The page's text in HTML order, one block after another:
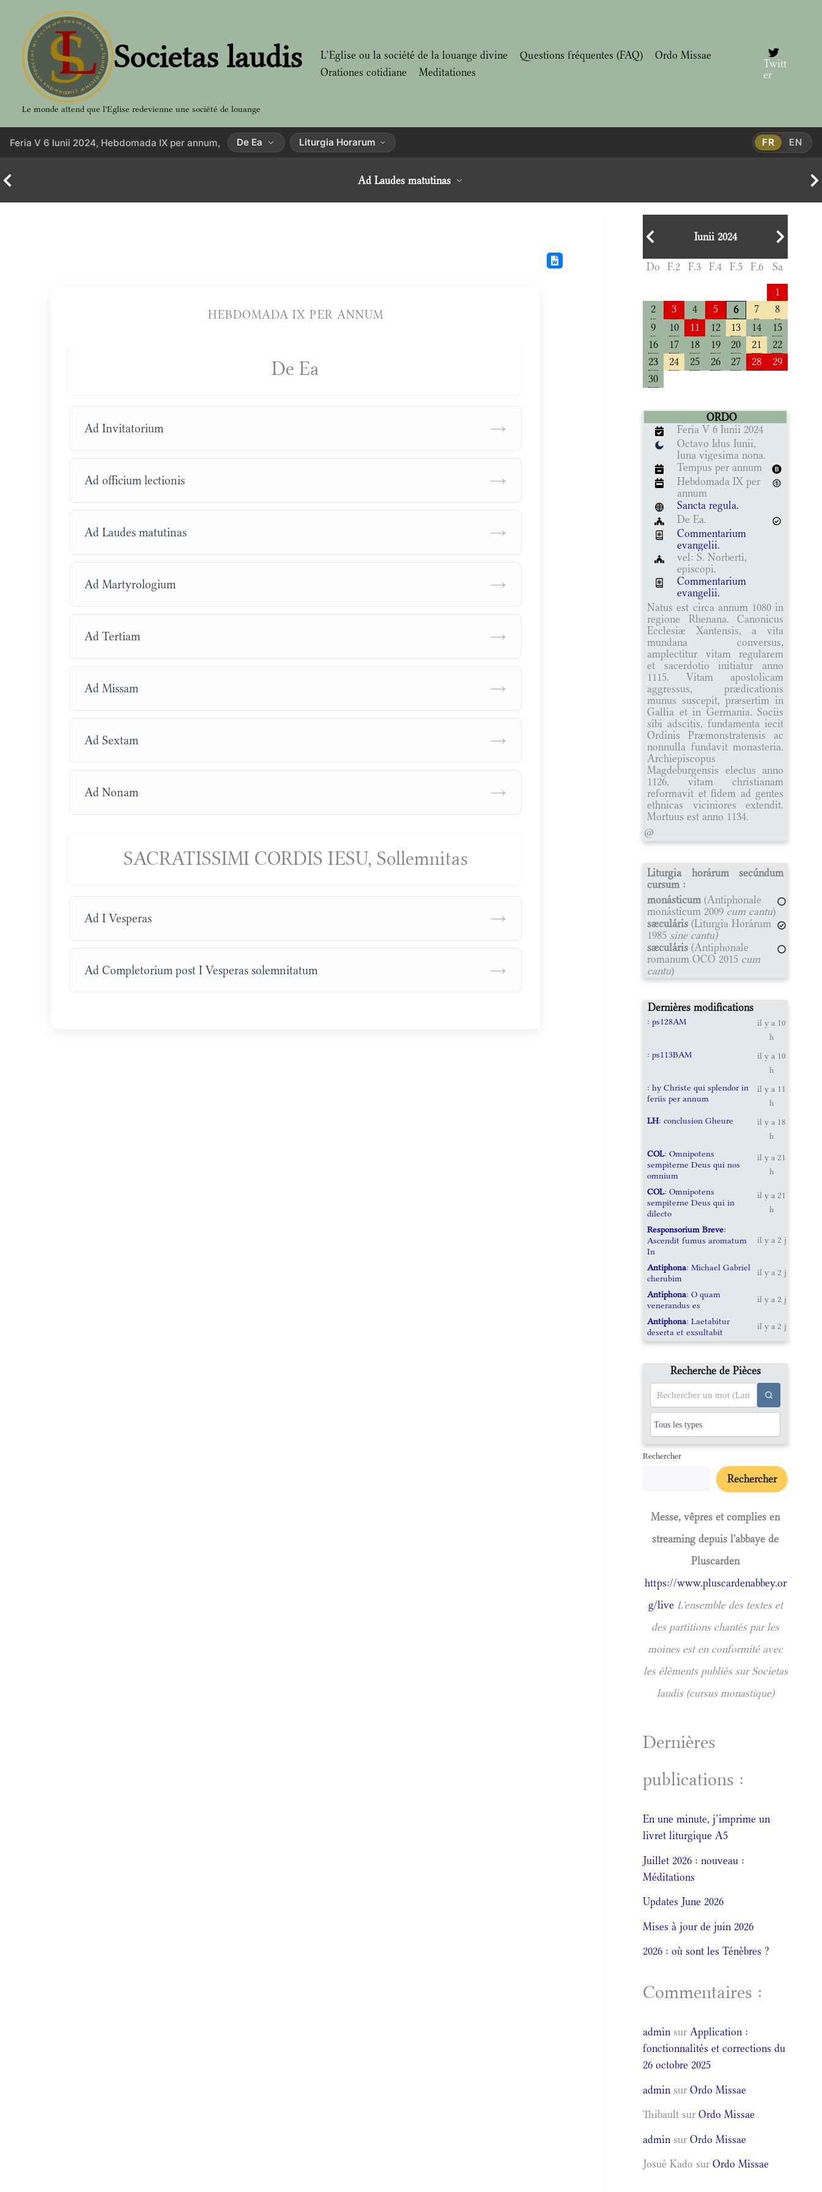
contenu
Societas laudis
Le monde attend que l'Eglise redevienne une société de louange
L’Eglise ou la société de la louange divine Questions fréquentes (FAQ)
Ordo Missae
Orationes cotidiane
Meditationes
Twitt
er
Feria V 6 Iunii 2024, Hebdomada IX per annum, De Ea Liturgia Horarum FR EN
Ad Laudes matutinas
HEBDOMADA IX PER ANNUM
De Ea
Ad Invitatorium →
Ad officium lectionis →
Ad Laudes matutinas →
Ad Martyrologium →
Ad Tertiam →
Ad Missam →
Ad Sextam →
Ad Nonam →
SACRATISSIMI CORDIS IESU, Sollemnitas
Ad I Vesperas →
Ad Completorium post I Vesperas solemnitatum →
Iunii 2024
Do F.2 F.3 F.4 F.5 F.6 Sa
1
2
3 4 5 6 7
8
9
10 11 12 13 14
15
16
17 18 19 20 21
22
23
24 25 26 27 28
29
30
ORDO
Feria V 6 Iunii 2024
Octavo Idus Iunii,
luna vigesima nona.
Tempus per annum
Hebdomada IX per
annum
Sancta regula.
De Ea.
Commentarium
evangelii.
vel: S. Norberti,
episcopi.
Commentarium
evangelii.
Natus est circa annum 1080 in
regione Rhenana. Canonicus
Ecclesiæ Xantensis, a vita
mundana conversus,
amplectitur vitam regularem
et sacerdotio initiatur anno
1115. Vitam apostolicam
aggressus, prædicationis
munus suscepit, præsertim in
Gallia et in Germania. Sociis
sibi adscitis, fundamenta iecit
Ordinis Præmonstratensis ac
nonnulla fundavit monasteria.
Archiepiscopus
Magdeburgensis electus anno
1126, vitam christianam
reformavit et fidem ad gentes
ethnicas viciniores extendit.
Mortuus est anno 1134.
@
Liturgia horárum secúndum
cursum :
monásticum (Antiphonale
monásticum 2009 cum cantu)
sæculáris (Liturgia Horárum
1985 sine cantu)
sæculáris (Antiphonale
romanum OCO 2015 cum
cantu)
Dernières modifications
: ps128AM
il y a 10
h
: ps113BAM
il y a 10
h
: hy Christe qui splendor in
feriis per annum
il y a 11
h
LH: conclusion Gheure
il y a 18
h
COL: Omnipotens
sempiterne Deus qui nos
omnium
il y a 21
h
COL: Omnipotens
sempiterne Deus qui in
dilecto
il y a 21
h
Responsorium Breve:
Ascendit fumus aromatum
In
il y a 2 j
Antiphona: Michael Gabriel
cherubim
il y a 2 j
Antiphona: O quam
venerandus es
il y a 2 j
Antiphona: Laetabitur
deserta et exsultabit
il y a 2 j
Recherche de Pièces
Rechercher
Rechercher
Messe, vêpres et complies en
streaming depuis l'abbaye de
Pluscarden
https://www.pluscardenabbey.or
g/live L'ensemble des textes et
des partitions chantés par les
moines est en conformité avec
les éléments publiés sur Societas
laudis (cursus monastique)
Dernières
publications :
En une minute, j’imprime un
livret liturgique A5
Juillet 2026 : nouveau :
Méditations
Updates June 2026
Mises à jour de juin 2026
2026 : où sont les Ténèbres ?
Commentaires :
admin surApplication :
fonctionnalités et corrections du
26 octobre 2025
admin surOrdo Missae
Thibault surOrdo Missae
admin surOrdo Missae
Josué Kado surOrdo Missae